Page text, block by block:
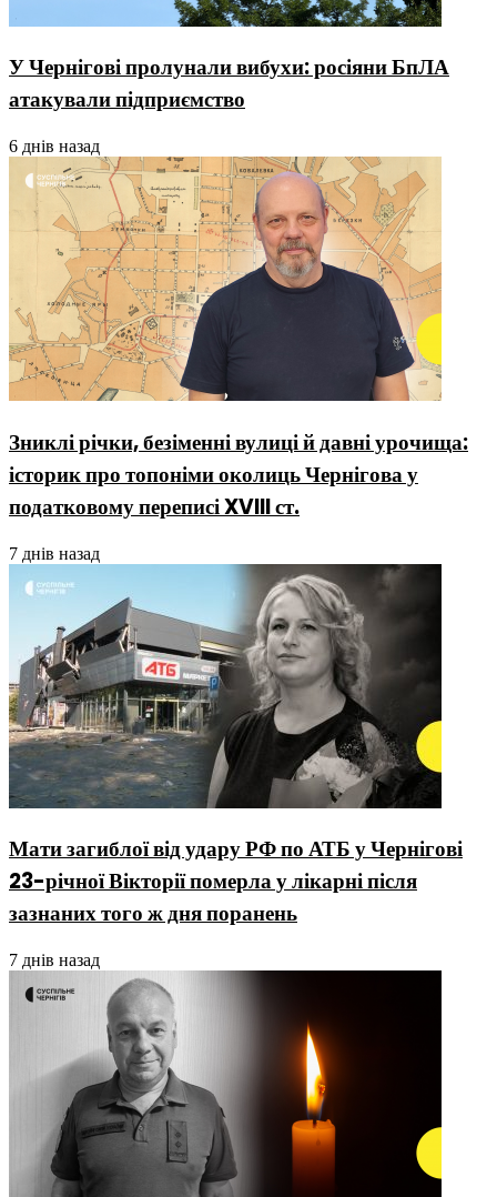
У Чернігові пролунали вибухи: росіяни БпЛА
атакували підприємство
6 днів назад
Зниклі річки, безіменні вулиці й давні урочища:
історик про топоніми околиць Чернігова у
податковому переписі XVIII ст.
7 днів назад
Мати загиблої від удару РФ по АТБ у Чернігові
23-річної Вікторії померла у лікарні після
зазнаних того ж дня поранень
7 днів назад